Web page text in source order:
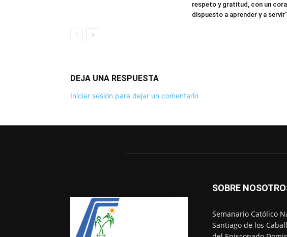
respeto y gratitud, con un
dispuesto a aprender y a
DEJA UNA RESPUESTA
Iniciar sesión para dejar un comentario
SOBRE
Semanario Católico
Santiago de los